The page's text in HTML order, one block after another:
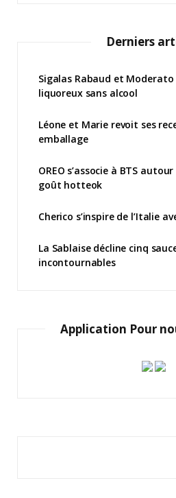
Derniers
Sigalas Rabaud et
liquoreux sans alcool
Léone et Marie revoit ses
emballage
OREO s’associe à BTS
goût hotteok
Cherico s’inspire de l’Italie
La Sablaise décline cinq
incontournables
Application Pour